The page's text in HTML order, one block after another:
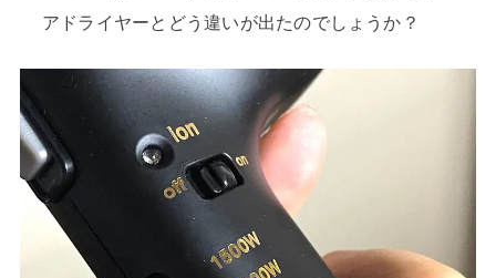
アドライヤーとどう違いが出たのでしょうか？